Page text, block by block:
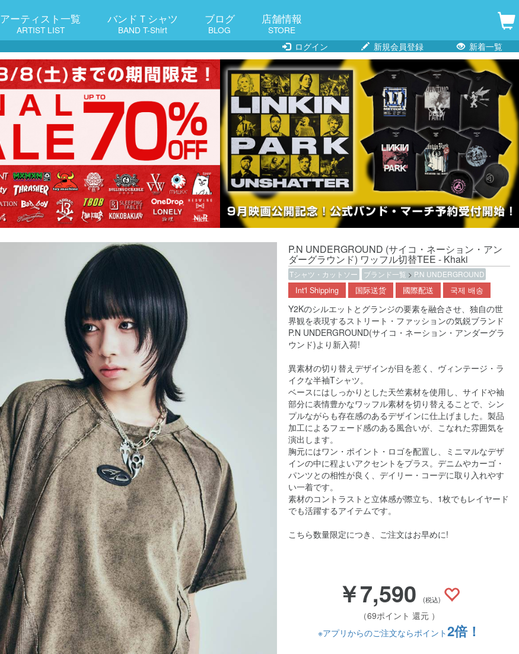
アーティスト一覧
ARTIST LIST
バンドＴシャツ
BAND T-Shirt
ブログ
BLOG
店舗情報
STORE
ログイン
新規会員登録 新着一覧
P.N UNDERGROUND (サイコ・ネーション・アン
ダーグラウンド) ワッフル切替TEE - Khaki
Tシャツ・カットソー ブランド一覧 > P.N UNDERGROUND
Int'l Shipping 国际送货 國際配送 국제 배송
Y2Kのシルエットとグランジの要素を融合させ、独自の世
界観を表現するストリート・ファッションの気鋭ブランド
P.N UNDERGROUND(サイコ・ネーション・アンダーグラ
ウンド)より新入荷!
異素材の切り替えデザインが目を惹く、ヴィンテージ・ラ
イクな半袖Tシャツ。
ベースにはしっかりとした天竺素材を使用し、サイドや袖
部分に表情豊かなワッフル素材を切り替えることで、シン
プルながらも存在感のあるデザインに仕上げました。製品
加工によるフェード感のある風合いが、こなれた雰囲気を
演出します。
胸元にはワン・ポイント・ロゴを配置し、ミニマルなデザ
インの中に程よいアクセントをプラス。デニムやカーゴ・
パンツとの相性が良く、デイリー・コーデに取り入れやす
い一着です。
素材のコントラストと立体感が際立ち、1枚でもレイヤード
でも活躍するアイテムです。
こちら数量限定につき、ご注文はお早めに!
￥7,590 (税込)
（69ポイント 還元 ）
※アプリからのご注文ならポイント2倍！